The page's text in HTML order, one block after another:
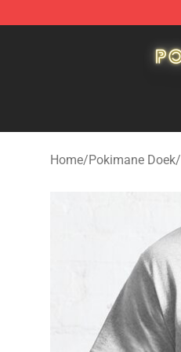
Home/Pokimane Doek/